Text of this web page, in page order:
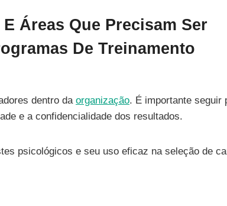
Áreas Que Precisam Ser
De Treinamento
dentro da organização. É importante seguir
e a confidencialidade dos resultados.
psicológicos e seu uso eficaz na seleção de